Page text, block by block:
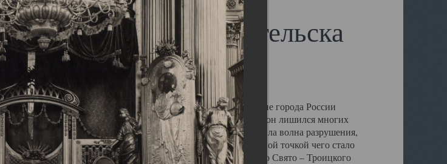
собор Архангельска
Архангельска
что Архангельск в большей мере, чем другие губернские города России
систематических разрушений, в результате которых он лишился многих
архитектуры. Больше всего по старому Архангельску ударила волна разрушения,
набравшая особую силу в конце 20 –х годов. Отправной точкой чего стало
центра архангельской губернии - ансамбля кафедрального Свято – Троицкого